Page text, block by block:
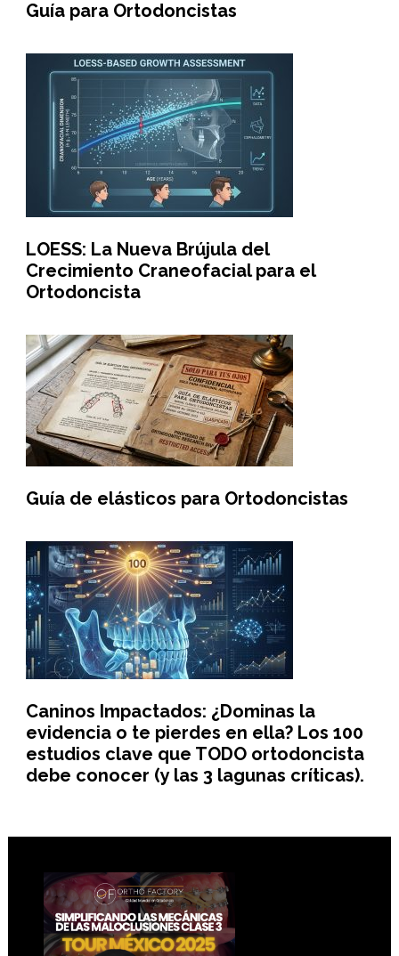
Guía para Ortodoncistas
LOESS: La Nueva Brújula del
Crecimiento Craneofacial para el
Ortodoncista
Guía de elásticos para Ortodoncistas
Caninos Impactados: ¿Dominas la
evidencia o te pierdes en ella? Los 100
estudios clave que TODO ortodoncista
debe conocer (y las 3 lagunas críticas).
Footer